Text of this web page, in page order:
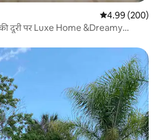
औसत रेटिंग 5 में से
4.99 (200)
दूरी पर Luxe Home &Dreamy